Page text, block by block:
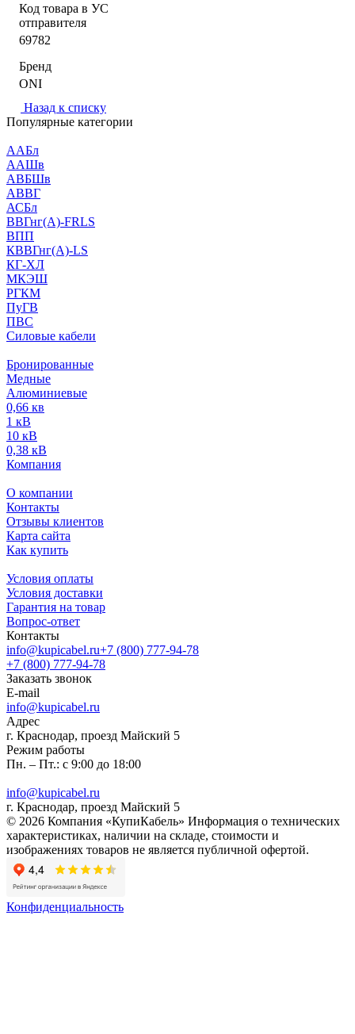
Код товара в УС
отправителя
69782
Бренд
ONI
Назад к списку
Популярные категории
ААБл
ААШв
АВБШв
АВВГ
АСБл
ВВГнг(А)-FRLS
ВПП
КВВГнг(А)-LS
КГ-ХЛ
МКЭШ
РГКМ
ПуГВ
ПВС
Силовые кабели
Бронированные
Медные
Алюминиевые
0,66 кв
1 кВ
10 кВ
0,38 кВ
Компания
О компании
Контакты
Отзывы клиентов
Карта сайта
Как купить
Условия оплаты
Условия доставки
Гарантия на товар
Вопрос-ответ
Контакты
info@kupicabel.ru+7 (800) 777-94-78
+7 (800) 777-94-78
Заказать звонок
E-mail
info@kupicabel.ru
Адрес
г. Краснодар, проезд Майский 5
Режим работы
Пн. – Пт.: с 9:00 до 18:00
info@kupicabel.ru
г. Краснодар, проезд Майский 5
© 2026 Компания «КупиКабель» Информация о технических
характеристиках, наличии на складе, стоимости и
изображениях товаров не является публичной офертой.
Конфиденциальность